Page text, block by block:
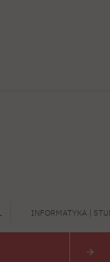
INFORMATYKA |